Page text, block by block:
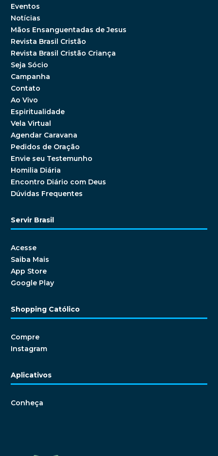
Eventos
Notícias
Mãos Ensanguentadas de Jesus
Revista Brasil Cristão
Revista Brasil Cristão Criança
Seja Sócio
Campanha
Contato
Ao Vivo
Espiritualidade
Vela Virtual
Agendar Caravana
Pedidos de Oração
Envie seu Testemunho
Homilia Diária
Encontro Diário com Deus
Dúvidas Frequentes
Servir Brasil
Acesse
Saiba Mais
App Store
Google Play
Shopping Católico
Compre
Instagram
Aplicativos
Conheça